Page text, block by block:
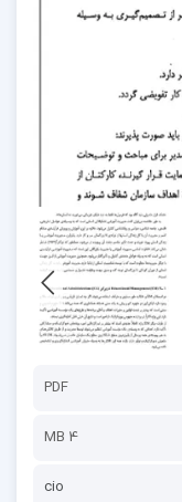
PDF
4 MB
cio